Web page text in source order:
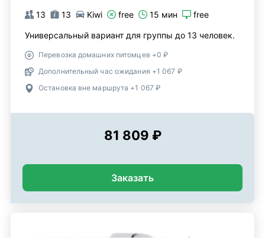
13 13 Kiwi free 15 мин free
Универсальный вариант для группы до 13 человек.
Перевозка домашних питомцев +0 ₽
Дополнительный час ожидания +1 067 ₽
Остановка вне маршрута +1 067 ₽
81 809 ₽
Заказать